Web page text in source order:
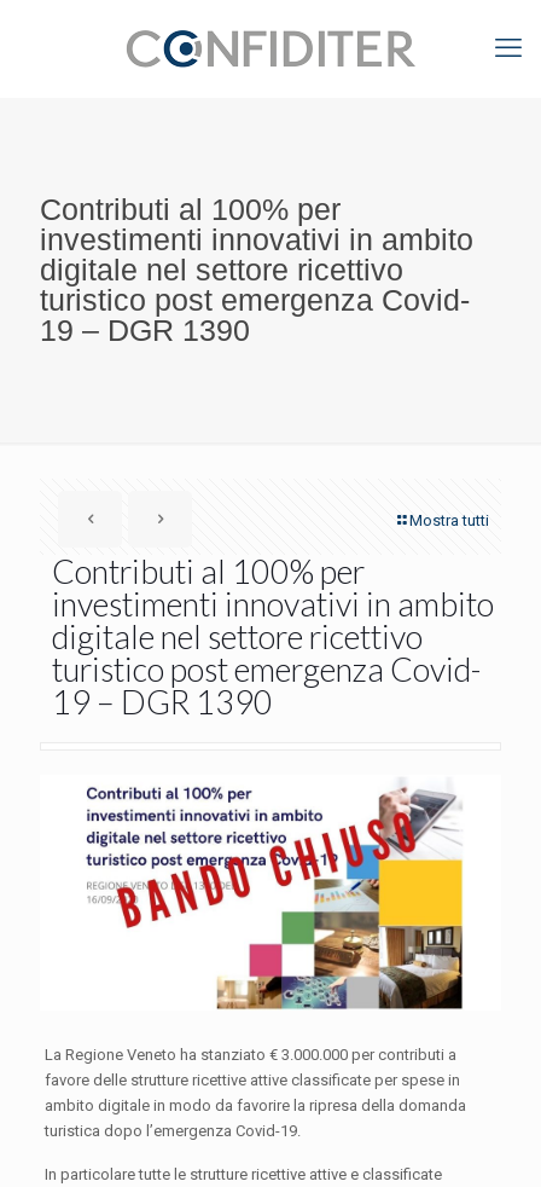
Contributi al 100% per
investimenti innovativi in ambito
digitale nel settore ricettivo
turistico post emergenza Covid-
19 – DGR 1390
Mostra tutti
Contributi al 100% per
investimenti innovativi in ambito
digitale nel settore ricettivo
turistico post emergenza Covid-
19 – DGR 1390
La Regione Veneto ha stanziato € 3.000.000 per contributi a
favore delle strutture ricettive attive classificate per spese in
ambito digitale in modo da favorire la ripresa della domanda
turistica dopo l’emergenza Covid-19.
In particolare tutte le strutture ricettive attive e classificate